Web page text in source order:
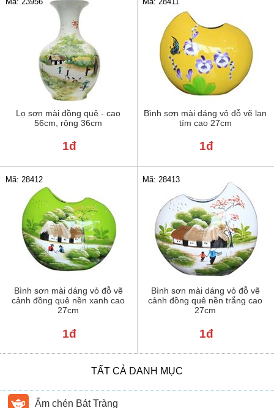
Lọ sơn mài đồng quê - cao
56cm, rộng 36cm
1đ
Bình sơn mài dáng vỏ đỗ vẽ lan
tím cao 27cm
1đ
Bình sơn mài dáng vỏ đỗ vẽ
cảnh đồng quê nền xanh cao
27cm
Mã: 28412
1đ
Bình sơn mài dáng vỏ đỗ vẽ
cảnh đồng quê nền trắng cao
27cm
Mã: 28413
1đ
TẤT CẢ DANH MỤC
Ấm chén Bát Tràng